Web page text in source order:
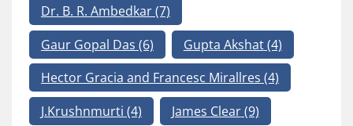
Dr. B. R. Ambedkar(7)
Gaur Gopal Das (6) Gupta Akshat(4)
Hector Gracia and Francesc Mirallres (4)
J.Krushnmurti (4) James Clear(9)